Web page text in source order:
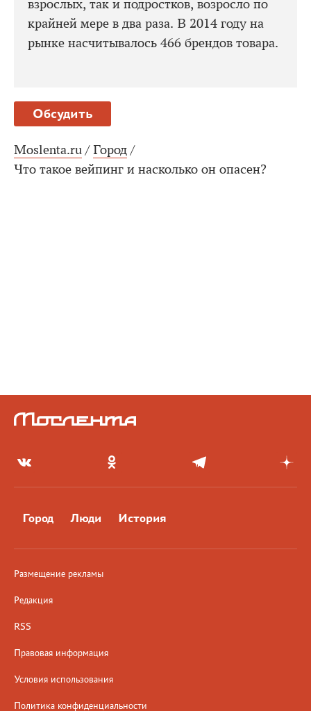
взрослых, так и подростков, возросло по
крайней мере в два раза. В 2014 году на
рынке насчитывалось 466 брендов товара.
Обсудить
Moslenta.ru / Город /
Что такое вейпинг и насколько он опасен?
Город Люди История
Размещение рекламы
Редакция
RSS
Правовая информация
Условия использования
Политика конфиденциальности